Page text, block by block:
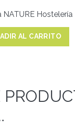
NATURE Hostelería
AL CARRITO